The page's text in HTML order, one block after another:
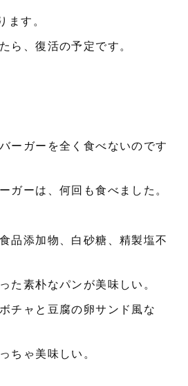
す。
ら、復活の予定です。
ーガーを全く食べないのです
ガーは、何回も食べました。
品添加物、白砂糖、精製塩不
た素朴なパンが美味しい。
チャと豆腐の卵サンド風な
ちゃ美味しい。